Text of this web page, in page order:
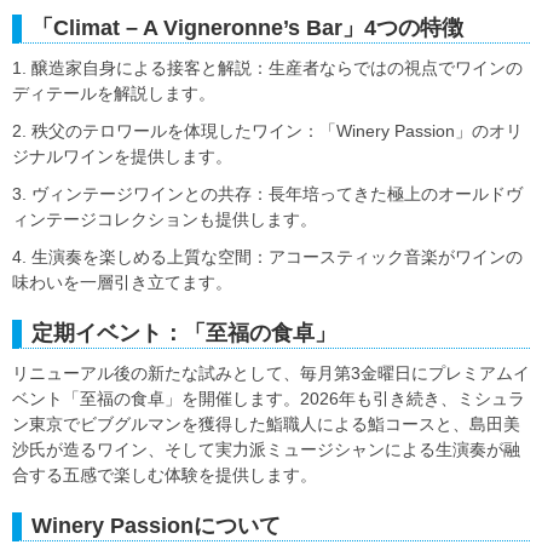
「Climat – A Vigneronne’s Bar」4つの特徴
1. 醸造家自身による接客と解説：生産者ならではの視点でワインの
ディテールを解説します。
2. 秩父のテロワールを体現したワイン：「Winery Passion」のオリ
ジナルワインを提供します。
3. ヴィンテージワインとの共存：長年培ってきた極上のオールドヴ
ィンテージコレクションも提供します。
4. 生演奏を楽しめる上質な空間：アコースティック音楽がワインの
味わいを一層引き立てます。
定期イベント：「至福の食卓」
リニューアル後の新たな試みとして、毎月第3金曜日にプレミアムイ
ベント「至福の食卓」を開催します。2026年も引き続き、ミシュラ
ン東京でビブグルマンを獲得した鮨職人による鮨コースと、島田美
沙氏が造るワイン、そして実力派ミュージシャンによる生演奏が融
合する五感で楽しむ体験を提供します。
Winery Passionについて